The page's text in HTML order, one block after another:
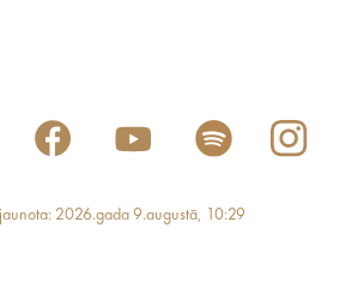
2026.gada 9.augustā, 10:29